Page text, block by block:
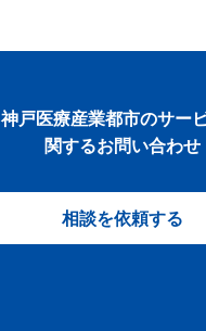
神戸医療産業都市のサー
関するお問い合わせ
相談を依頼する